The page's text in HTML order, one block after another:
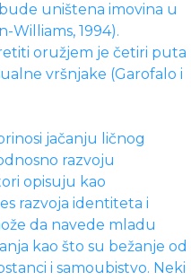
uništena imovina u
Williams, 1994).
oružjem je četiri puta
vršnjake (Garofalo i
jačanju ličnog
razvoju
opisuju kao
razvoja identiteta i
da navede mladu
kao što su bežanje od
i samoubistvo. Neki